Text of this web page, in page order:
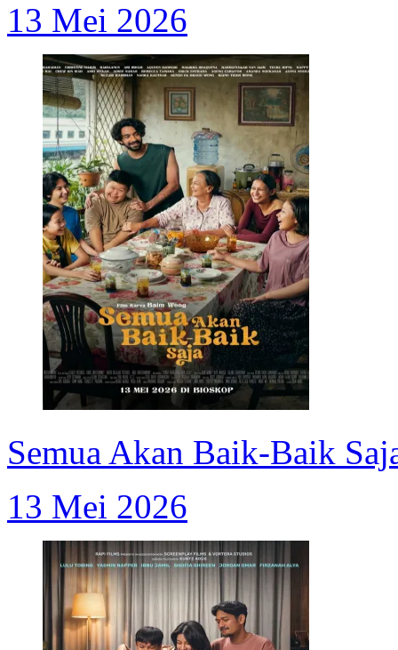
13 Mei 2026
Semua Akan Baik-Baik
13 Mei 2026